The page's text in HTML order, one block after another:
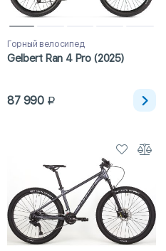
Горный велосипед
Gelbert Ran 4 Pro (2025)
87 990